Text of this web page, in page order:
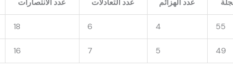
عدد الانتصارات عدد التعادلات عدد الهزائم
18 6 4 55
16 7 5 49